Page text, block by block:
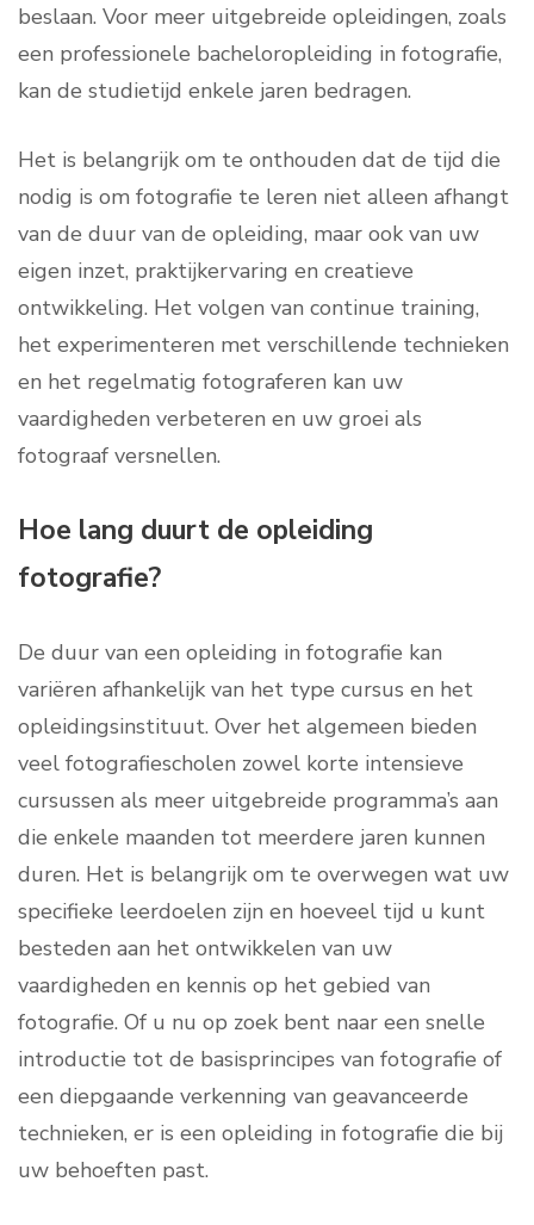
beslaan. Voor meer uitgebreide opleidingen, zoals
een professionele bacheloropleiding in fotografie,
kan de studietijd enkele jaren bedragen.
Het is belangrijk om te onthouden dat de tijd die
nodig is om fotografie te leren niet alleen afhangt
van de duur van de opleiding, maar ook van uw
eigen inzet, praktijkervaring en creatieve
ontwikkeling. Het volgen van continue training,
het experimenteren met verschillende technieken
en het regelmatig fotograferen kan uw
vaardigheden verbeteren en uw groei als
fotograaf versnellen.
Hoe lang duurt de opleiding
fotografie?
De duur van een opleiding in fotografie kan
variëren afhankelijk van het type cursus en het
opleidingsinstituut. Over het algemeen bieden
veel fotografiescholen zowel korte intensieve
cursussen als meer uitgebreide programma’s aan
die enkele maanden tot meerdere jaren kunnen
duren. Het is belangrijk om te overwegen wat uw
specifieke leerdoelen zijn en hoeveel tijd u kunt
besteden aan het ontwikkelen van uw
vaardigheden en kennis op het gebied van
fotografie. Of u nu op zoek bent naar een snelle
introductie tot de basisprincipes van fotografie of
een diepgaande verkenning van geavanceerde
technieken, er is een opleiding in fotografie die bij
uw behoeften past.